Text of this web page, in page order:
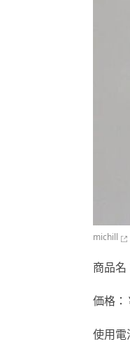
michill
商品
価格：
使用電